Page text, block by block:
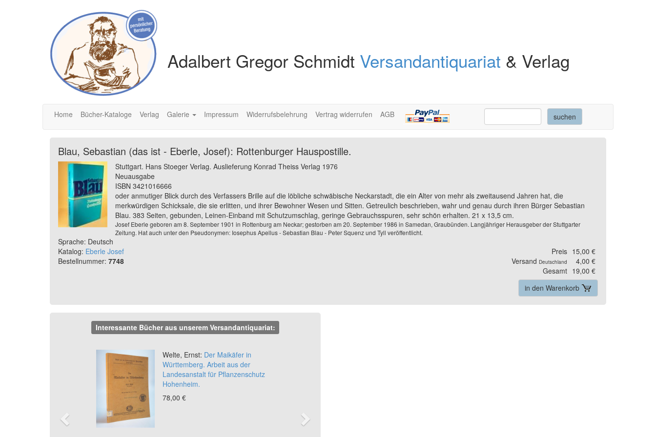
Adalbert Gregor Schmidt Versandantiquariat & Verlag
Home Bücher-Kataloge Verlag Galerie Impressum Widerrufsbelehrung Vertrag widerrufen AGB
Blau, Sebastian (das ist - Eberle, Josef): Rottenburger Hauspostille.
Stuttgart. Hans Stoeger Verlag. Auslieferung Konrad Theiss Verlag 1976
Neuausgabe
ISBN 3421016666
oder anmutiger Blick durch des Verfassers Brille auf die löbliche schwäbische Neckarstadt, die ein Alter von mehr als zweitausend Jahren hat, die
merkwürdigen Schicksale, die sie erlitten, und ihrer Bewohner Wesen und Sitten. Getreulich beschrieben, wahr und genau durch ihren Bürger Sebastian
Blau. 383 Seiten, gebunden, Leinen-Einband mit Schutzumschlag, geringe Gebrauchsspuren, sehr schön erhalten. 21 x 13,5 cm.
Josef Eberle geboren am 8. September 1901 in Rottenburg am Neckar; gestorben am 20. September 1986 in Samedan, Graubünden. Langjähriger Herausgeber der Stuttgarter
Zeitung. Hat auch unter den Pseudonymen: Iosephus Apellus - Sebastian Blau - Peter Squenz und Tyll veröffentlicht.
Sprache: Deutsch
Katalog: Eberle Josef
Bestellnummer: 7748
Preis 15,00 €
Versand Deutschland
4,00 €
Gesamt 19,00 €
in den Warenkorb
Interessante Bücher aus unserem Versandantiquariat:
Welte, Ernst: Der Maikäfer in
Württemberg. Arbeit aus der
Landesanstalt für Pflanzenschutz
Hohenheim.
78,00 €
Previous